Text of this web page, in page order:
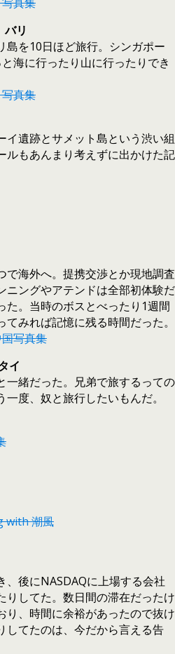
リ
島を10日ほど旅行。シンガポー
海に行ったり山に行ったりでき
真集
イ遺跡とサメット島という渋い組
ルもあんまり考えずに出かけた記
で海外へ。提携交渉とか現地調査
ニングやアテンドは全部初体験だ
た。当時のボスとべったり1週間
みれば記憶に残る時間だった。
写真集
イ
一緒だった。兄弟で旅するっての
度、奴と旅行したいもんだ。
with 潮風
、後にNASDAQに上場する会社
りしてた。数日間の滞在だったけ
り、時間に余裕があったので抜け
してたのは、今だから言える告